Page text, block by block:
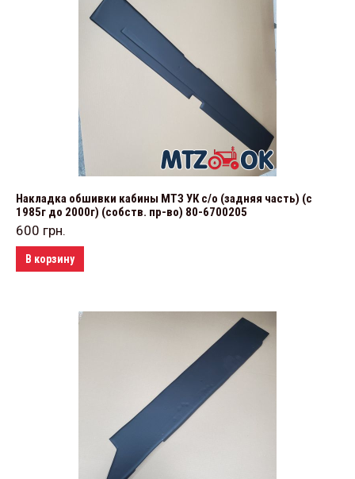
Накладка обшивки кабины МТЗ УК с/о (задняя часть) (с
1985г до 2000г) (собств. пр-во) 80-6700205
600 грн.
В корзину